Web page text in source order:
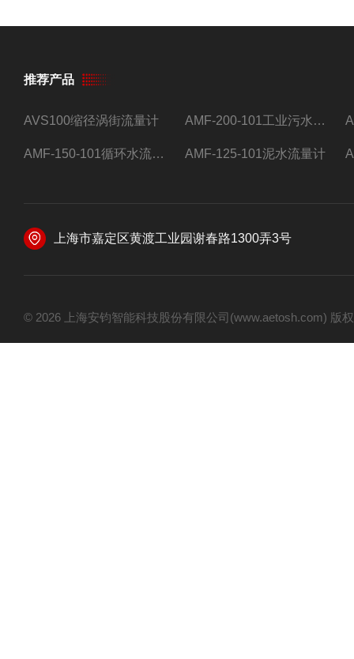
推荐产品
AVS100缩径涡街流量计 AMF-200-101工业污水流量计
AMF-150-101循环水流量计,电磁流量计 AMF-125-101泥水流量计
上海市嘉定区黄渡工业园谢春路1300弄3号
© 2026 上海安钧智能科技股份有限公司(www.aetosh.com)